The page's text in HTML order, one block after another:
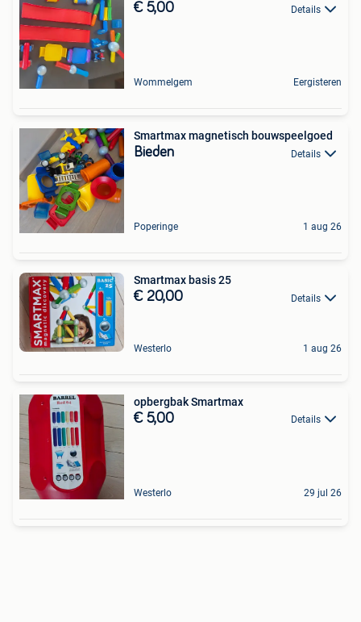
€ 5,00 Details
Wommelgem Eergisteren
Smartmax magnetisch bouwspeelgoed
Bieden Details
Poperinge 1 aug 26
Smartmax basis 25
€ 20,00 Details
Westerlo 1 aug 26
opbergbak Smartmax
€ 5,00 Details
Westerlo 29 jul 26